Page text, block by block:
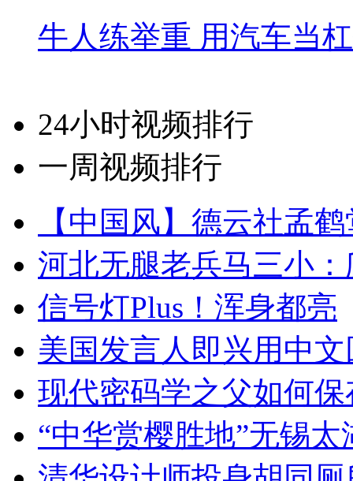
牛人练举重 用汽车当
24小时视频排行
一周视频排行
【中国风】德云社孟
河北无腿老兵马三小
信号灯Plus！浑身都亮
美国发言人即兴用中
现代密码学之父如何
“中华赏樱胜地”无锡